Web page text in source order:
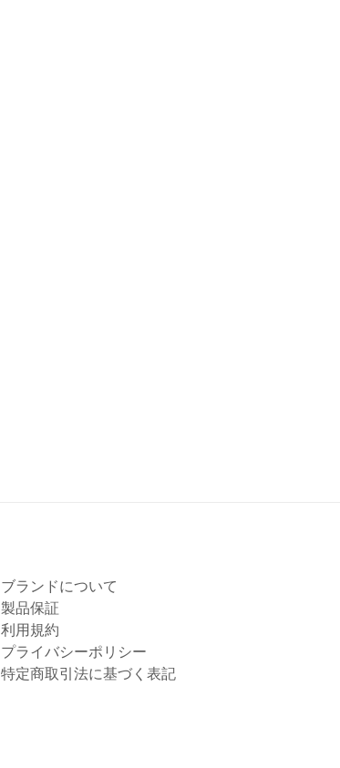
ブランドについて
製品保証
利用規約
プライバシーポリシー
特定商取引法に基づく表記